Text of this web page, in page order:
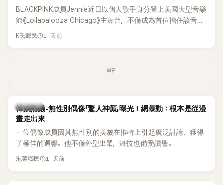
BLACKPINK成員Jennie近日以個人歌手身分登上美國大型音樂
節《Lollapalooza Chicago》主舞台，不僅成為首位擔任該音樂
節Headliner（壓軸主秀）的K-POP女SOLO歌手，寫下全新紀
K氏鄉民 1 天前
廣告
熱議討論
韓娛熱議-無性別偶像「驚人神顏」曝光！網暴動：根本是從漫
畫走出來
一位偶像成員因其無性別的美貌在推特上引起廣泛討論，獲得
了極佳的迴響。他不僅外型出眾，舞技也備受讚譽。
泡菜鄉民 1 天前